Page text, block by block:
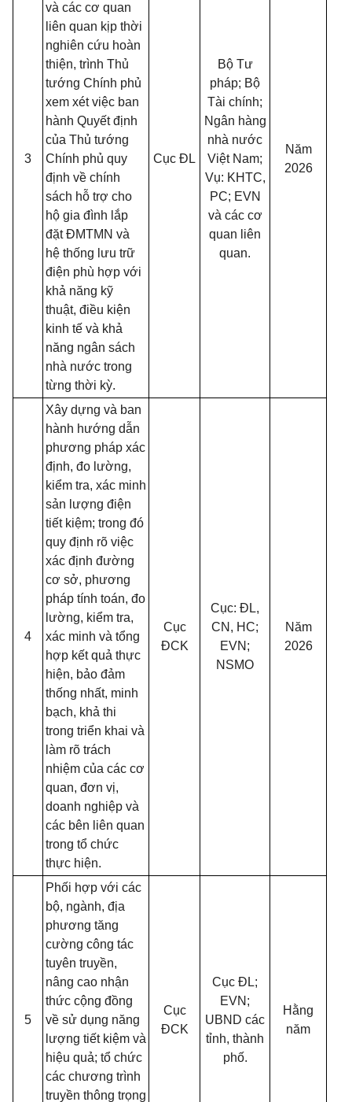
3
và các cơ quan
liên quan kịp thời
nghiên cứu hoàn
thiện, trình Thủ
tướng Chính phủ
xem xét việc ban
hành Quyết định
của Thủ tướng
Chính phủ quy
định về chính
sách hỗ trợ cho
hộ gia đình lắp
đặt ĐMTMN và
hệ thống lưu trữ
điện phù hợp với
khả năng kỹ
thuật, điều kiện
kinh tế và khả
năng ngân sách
nhà nước trong
từng thời kỳ.
Cục ĐL
Bộ Tư
pháp; Bộ
Tài chính;
Ngân hàng
nhà nước
Việt Nam;
Vụ: KHTC,
PC; EVN
và các cơ
quan liên
quan.
Năm
2026
4
Xây dựng và ban
hành hướng dẫn
phương pháp xác
định, đo lường,
kiểm tra, xác minh
sản lượng điện
tiết kiệm; trong đó
quy định rõ việc
xác định đường
cơ sở, phương
pháp tính toán, đo
lường, kiểm tra,
xác minh và tổng
hợp kết quả thực
hiện, bảo đảm
thống nhất, minh
bạch, khả thi
trong triển khai và
làm rõ trách
nhiệm của các cơ
quan, đơn vị,
doanh nghiệp và
các bên liên quan
trong tổ chức
thực hiện.
Cục
ĐCK
Cục: ĐL,
CN, HC;
EVN;
NSMO
Năm
2026
5
Phối hợp với các
bộ, ngành, địa
phương tăng
cường công tác
tuyên truyền,
nâng cao nhận
thức cộng đồng
về sử dụng năng
lượng tiết kiệm và
hiệu quả; tổ chức
các chương trình
truyền thông trọng
Cục
ĐCK
Cục ĐL;
EVN;
UBND các
tỉnh, thành
phố.
Hằng
năm